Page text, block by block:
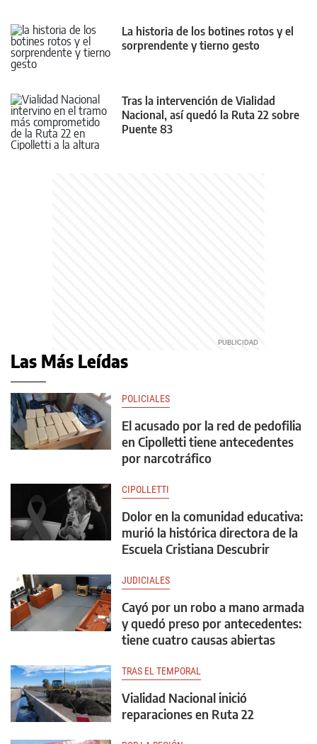
La historia de los botines rotos y el
sorprendente y tierno gesto
Tras la intervención de Vialidad
Nacional, así quedó la Ruta 22 sobre
Puente 83
Las Más Leídas
POLICIALES
El acusado por la red de pedofilia
en Cipolletti tiene antecedentes
por narcotráfico
CIPOLLETTI
Dolor en la comunidad educativa:
murió la histórica directora de la
Escuela Cristiana Descubrir
JUDICIALES
Cayó por un robo a mano armada
y quedó preso por antecedentes:
tiene cuatro causas abiertas
TRAS EL TEMPORAL
Vialidad Nacional inició
reparaciones en Ruta 22